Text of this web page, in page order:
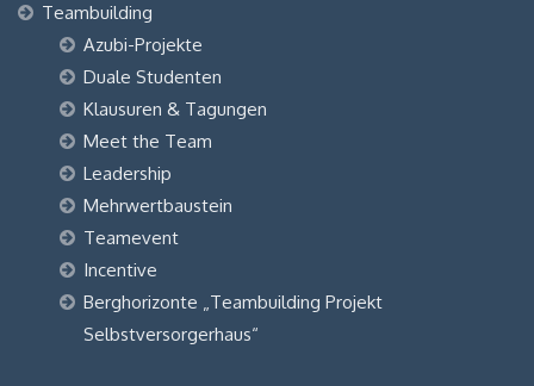
Teambuilding
Azubi-Projekte
Duale Studenten
Klausuren & Tagungen
Meet the Team
Leadership
Mehrwertbaustein
Teamevent
Incentive
Berghorizonte „Teambuilding Projekt
Selbstversorgerhaus“